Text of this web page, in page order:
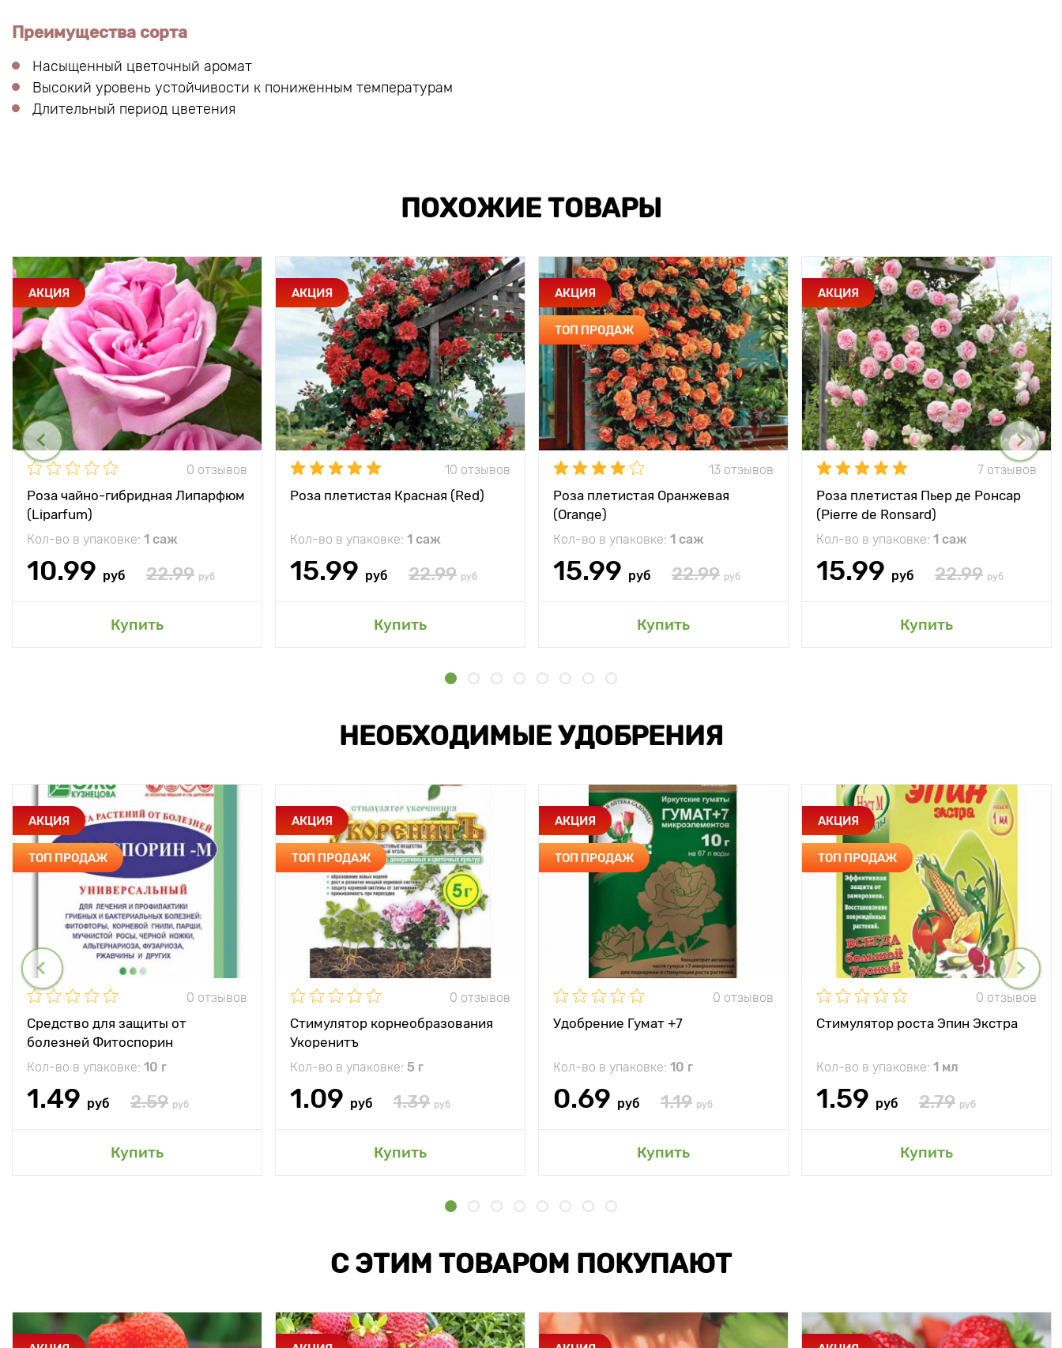
Преимущества сорта
Насыщенный цветочный аромат
Высокий уровень устойчивости к пониженным температурам
Длительный период цветения
ПОХОЖИЕ ТОВАРЫ
АКЦИЯ
0 отзывов
Роза чайно-гибридная Липарфюм
(Liparfum)
Кол-во в упаковке: 1 саж
10.99 руб 22.99 руб
Купить
АКЦИЯ
10 отзывов
Роза плетистая Красная (Red)
Кол-во в упаковке: 1 саж
15.99 руб 22.99 руб
Купить
АКЦИЯ
ТОП ПРОДАЖ
13 отзывов
Роза плетистая Оранжевая
(Orange)
Кол-во в упаковке: 1 саж
15.99 руб 22.99 руб
Купить
АКЦИЯ
7 отзывов
Роза плетистая Пьер де Ронсар
(Pierre de Ronsard)
Кол-во в упаковке: 1 саж
15.99 руб 22.99 руб
Купить
НЕОБХОДИМЫЕ УДОБРЕНИЯ
АКЦИЯ
ТОП ПРОДАЖ
0 отзывов
Средство для защиты от
болезней Фитоспорин
Кол-во в упаковке: 10 г
1.49 руб 2.59 руб
Купить
АКЦИЯ
ТОП ПРОДАЖ
0 отзывов
Стимулятор корнеобразования
Укоренитъ
Кол-во в упаковке: 5 г
1.09 руб 1.39 руб
Купить
АКЦИЯ
ТОП ПРОДАЖ
0 отзывов
Удобрение Гумат +7
Кол-во в упаковке: 10 г
0.69 руб 1.19 руб
Купить
АКЦИЯ
ТОП ПРОДАЖ
0 отзывов
Стимулятор роста Эпин Экстра
Кол-во в упаковке: 1 мл
1.59 руб 2.79 руб
Купить
С ЭТИМ ТОВАРОМ ПОКУПАЮТ